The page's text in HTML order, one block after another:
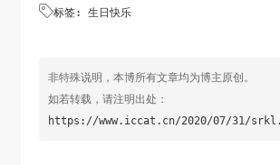
标签: 生日快乐
非特殊说明，本博所有文章均为博主原创。
如若转载，请注明出处：
https://www.iccat.cn/2020/07/31/